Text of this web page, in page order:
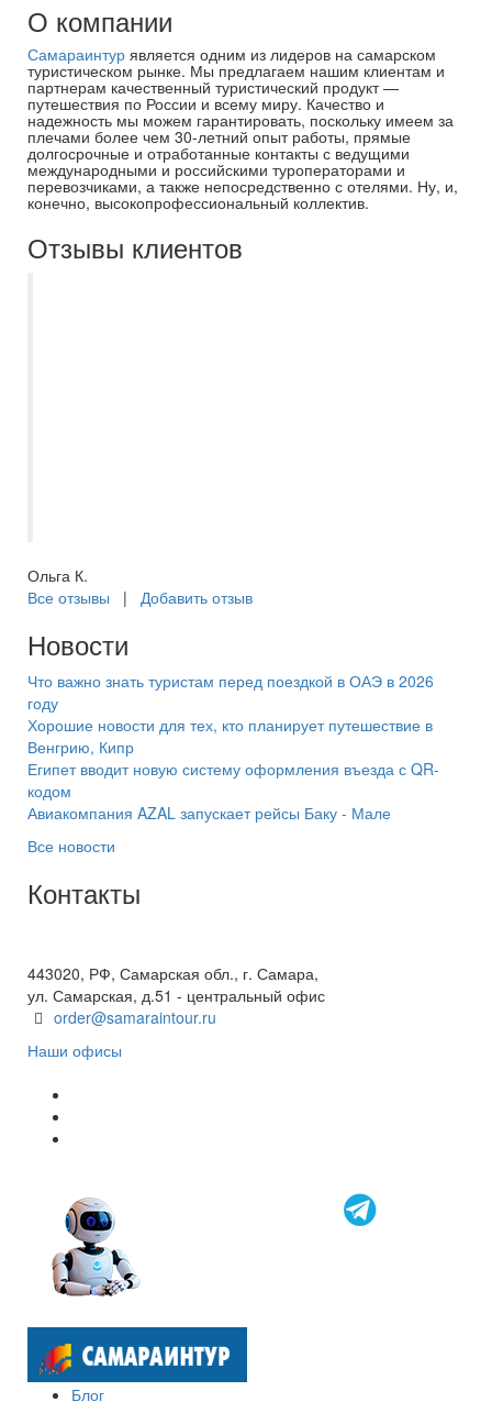
О компании
Самараинтур является одним из лидеров на самарском
туристическом рынке. Мы предлагаем нашим клиентам и
партнерам качественный туристический продукт —
путешествия по России и всему миру. Качество и
надежность мы можем гарантировать, поскольку имеем за
плечами более чем 30-летний опыт работы, прямые
долгосрочные и отработанные контакты с ведущими
международными и российскими туроператорами и
перевозчиками, а также непосредственно с отелями. Ну, и,
конечно, высокопрофессиональный коллектив.
Отзывы клиентов
Ольга К.
Все отзывы | Добавить отзыв
Новости
Что важно знать туристам перед поездкой в ОАЭ в 2026
году
Хорошие новости для тех, кто планирует путешествие в
Венгрию, Кипр
Египет вводит новую систему оформления въезда с QR-
кодом
Авиакомпания AZAL запускает рейсы Баку - Мале
Все новости
Контакты
443020, РФ, Самарская обл., г. Самара,
ул. Самарская, д.51 - центральный офис
order@samaraintour.ru
Наши офисы
Блог